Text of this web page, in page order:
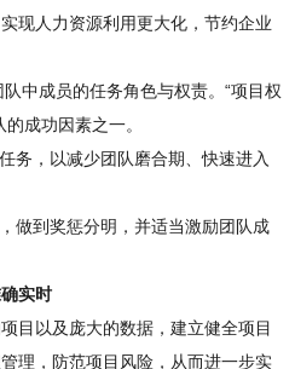
现人力资源利用更大化，节约企业
中成员的任务角色与权责。“项目权
成功因素之一。
务，以减少团队磨合期、快速进入
做到奖惩分明，并适当激励团队成
实时
目以及庞大的数据，建立健全项目
理，防范项目风险，从而进一步实